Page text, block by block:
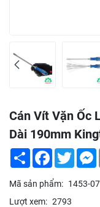
Cán Vít Vặn Ốc
Dài 190mm
Share Facebook
Twitter
Mã sản phẩm: 1453-07
Lượt xem: 2793